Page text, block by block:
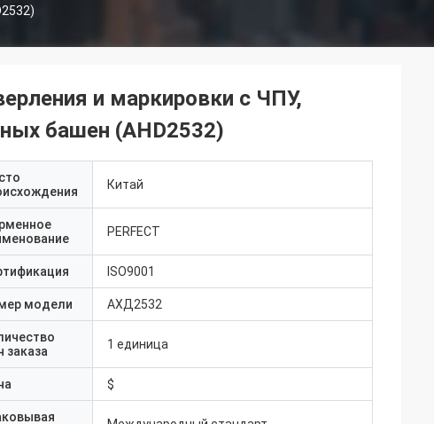
и маркировки с ЧПУ,
башен (AHD2532)
Китай
PERFECT
ISO9001
модели АХД2532
заказа
1 единица
$